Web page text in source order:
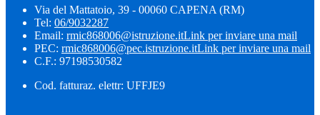
Via del Mattatoio, 39 - 00060 CAPENA (RM)
Tel: 06/9032287
Email: rmic868006@istruzione.itLink per inviare una mail
PEC: rmic868006@pec.istruzione.itLink per inviare una mail
C.F.: 97198530582
Cod. fatturaz. elettr: UFFJE9